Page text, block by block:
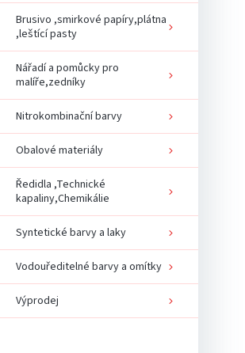
Brusivo ,smirkové papíry,plátna
,leštící pasty
Nářadí a pomůcky pro
malíře,zedníky
Nitrokombinační barvy
Obalové materiály
Ředidla ,Technické
kapaliny,Chemikálie
Syntetické barvy a laky
Vodouředitelné barvy a omítky
Výprodej